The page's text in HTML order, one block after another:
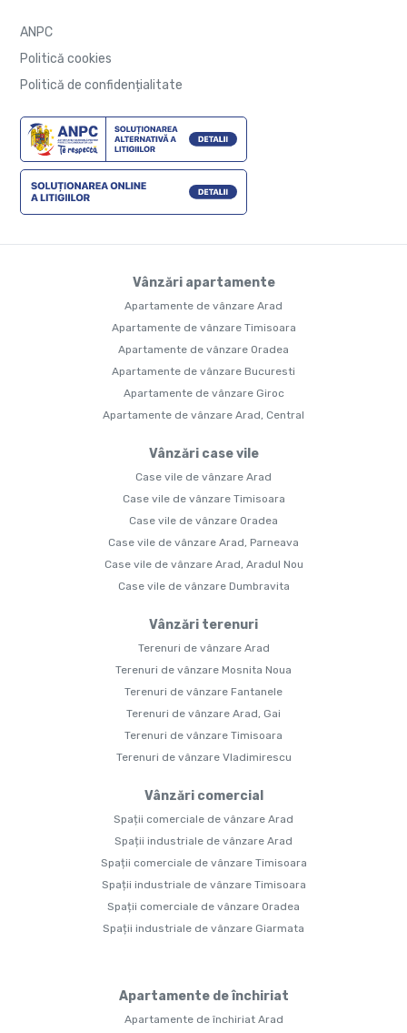
ANPC
Politică cookies
Politică de confidențialitate
Vânzări apartamente
Apartamente de vânzare Arad
Apartamente de vânzare Timisoara
Apartamente de vânzare Oradea
Apartamente de vânzare Bucuresti
Apartamente de vânzare Giroc
Apartamente de vânzare Arad, Central
Vânzări case vile
Case vile de vânzare Arad
Case vile de vânzare Timisoara
Case vile de vânzare Oradea
Case vile de vânzare Arad, Parneava
Case vile de vânzare Arad, Aradul Nou
Case vile de vânzare Dumbravita
Vânzări terenuri
Terenuri de vânzare Arad
Terenuri de vânzare Mosnita Noua
Terenuri de vânzare Fantanele
Terenuri de vânzare Arad, Gai
Terenuri de vânzare Timisoara
Terenuri de vânzare Vladimirescu
Vânzări comercial
Spații comerciale de vânzare Arad
Spații industriale de vânzare Arad
Spații comerciale de vânzare Timisoara
Spații industriale de vânzare Timisoara
Spații comerciale de vânzare Oradea
Spații industriale de vânzare Giarmata
Apartamente de închiriat
Apartamente de închiriat Arad